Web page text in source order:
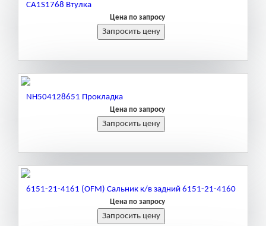
CA1S1768 Втулка
Цена по запросу
NH504128651 Прокладка
Цена по запросу
6151-21-4161 (OFM) Сальник к/в задний 6151-21-4160
Цена по запросу